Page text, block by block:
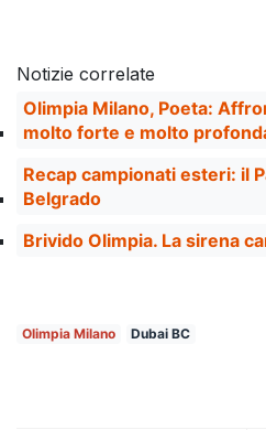
Notizie correlate
Olimpia Milano, Poeta:
molto forte e molto
Recap campionati esteri: il
Belgrado
Brivido Olimpia. La sirena
Olimpia Milano Dubai BC